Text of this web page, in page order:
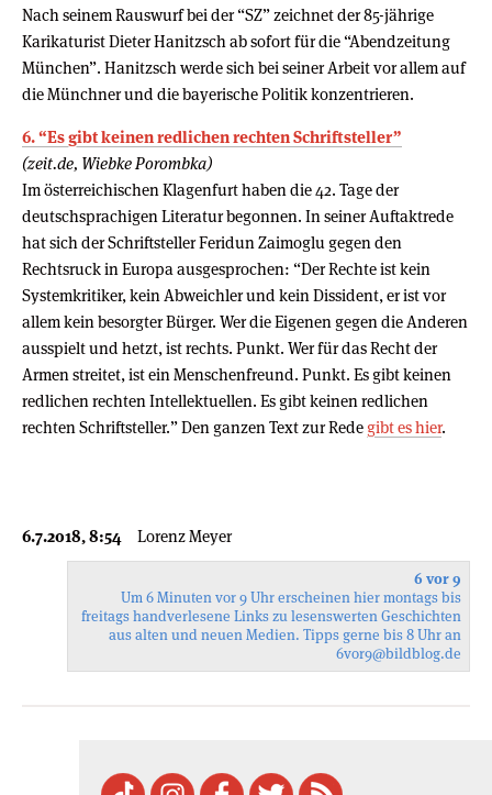
Nach seinem Rauswurf bei der “SZ” zeichnet der 85-jährige
Karikaturist Dieter Hanitzsch ab sofort für die “Abendzeitung
München”. Hanitzsch werde sich bei seiner Arbeit vor allem auf
die Münchner und die bayerische Politik konzentrieren.
6. “Es gibt keinen redlichen rechten Schriftsteller”
(zeit.de, Wiebke Porombka)
Im österreichischen Klagenfurt haben die 42. Tage der
deutschsprachigen Literatur begonnen. In seiner Auftaktrede
hat sich der Schriftsteller Feridun Zaimoglu gegen den
Rechtsruck in Europa ausgesprochen: “Der Rechte ist kein
Systemkritiker, kein Abweichler und kein Dissident, er ist vor
allem kein besorgter Bürger. Wer die Eigenen gegen die Anderen
ausspielt und hetzt, ist rechts. Punkt. Wer für das Recht der
Armen streitet, ist ein Menschenfreund. Punkt. Es gibt keinen
redlichen rechten Intellektuellen. Es gibt keinen redlichen
rechten Schriftsteller.” Den ganzen Text zur Rede gibt es hier.
6.7.2018, 8:54 Lorenz Meyer
6 vor 9
Um 6 Minuten vor 9 Uhr erscheinen hier montags bis
freitags handverlesene Links zu lesenswerten Geschichten
aus alten und neuen Medien. Tipps gerne bis 8 Uhr an
6vor9@bildblog.de